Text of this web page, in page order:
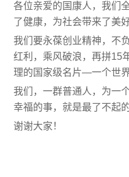
各位亲爱的国康人，我们
了健康，为社会带来了美
我们要永葆创业精神，不
红利，乘风破浪，再拼15
理的国家级名片—一个世界
我们，一群普通人，为一
幸福的事，就是最了不起
谢谢大家！